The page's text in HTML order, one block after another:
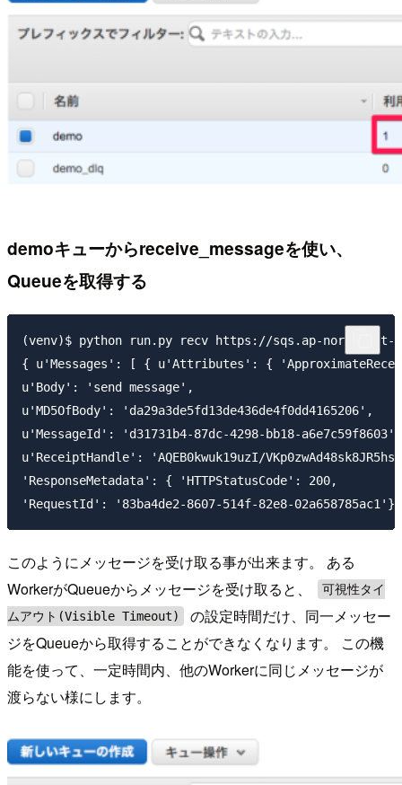
demoキューからreceive_messageを使い、
Queueを取得する
(venv)$ python run.py recv https://sqs.ap-northeast-
{ u'Messages': [ { u'Attributes': {
u'Body': 'send message',
u'MD5OfBody': 'da29a3de5fd13de436de4f0dd4165206',
u'MessageId': 'd31731b4-87dc-4298-bb18-a6e7c59f8603',
u'ReceiptHandle': 'AQEB0kwuk19uzI/
'ResponseMetadata': { 'HTTPStatusCode': 200,
このようにメッセージを受け取る事が出来ます。 ある
WorkerがQueueからメッセージを受け取ると、
可視性タイ
ムアウト(Visible Timeout)
の設定時間だけ、同一メッセー
ジをQueueから取得することができなくなります。 この機
能を使って、一定時間内、他のWorkerに同じメッセージが
渡らない様にします。